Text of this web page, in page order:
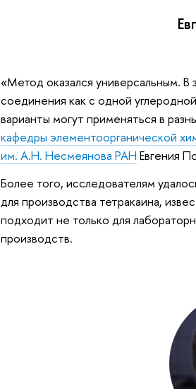
«Метод оказался универсальным.
соединения как с одной
варианты могут применяться в
кафедры элементоорганической
им. А.Н. Несмеянова РАН Евгения
Более того, исследователям
для производства тетракаина,
подходит не только для
производств.